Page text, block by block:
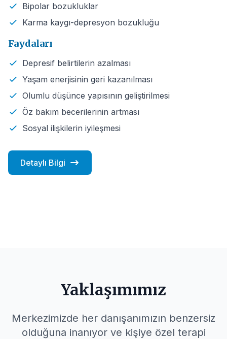
Bipolar bozukluklar
Karma kaygı-depresyon bozukluğu
Faydaları
Depresif belirtilerin azalması
Yaşam enerjisinin geri kazanılması
Olumlu düşünce yapısının geliştirilmesi
Öz bakım becerilerinin artması
Sosyal ilişkilerin iyileşmesi
Detaylı Bilgi
Yaklaşımımız
Merkezimizde her danışanımızın benzersiz
olduğuna inanıyor ve kişiye özel terapi